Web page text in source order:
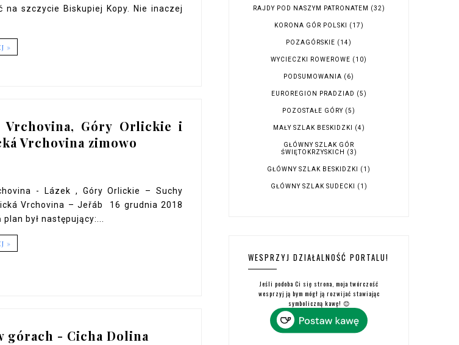
na szczycie Biskupiej Kopy. Nie inaczej
»
Vrchovina, Góry Orlickie i
Vrchovina zimowo
- Lázek , Góry Orlickie – Suchy
Vrchovina – Jeřáb 16 grudnia 2018
był następujący:...
»
górach - Cicha Dolina
RAJDY POD NASZYM PATRONATEM (32)
KORONA GÓR POLSKI (17)
POZAGÓRSKIE (14)
WYCIECZKI ROWEROWE (10)
PODSUMOWANIA (6)
EUROREGION PRADZIAD (5)
POZOSTAŁE GÓRY (5)
MAŁY SZLAK BESKIDZKI (4)
GŁÓWNY SZLAK GÓR
ŚWIĘTOKRZYSKICH
(3)
GŁÓWNY SZLAK BESKIDZKI (1)
GŁÓWNY SZLAK SUDECKI (1)
WESPRZYJ DZIAŁALNOŚĆ PORTALU!
Jeśli podoba Ci się strona, moja twórczość
wesprzyj ją bym mógł ją rozwijać stawiając
symboliczną kawę! 😊